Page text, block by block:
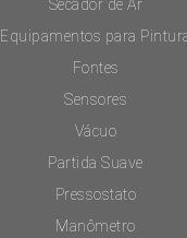
Secador de Ar
Equipamentos para
Fontes
Sensores
Vácuo
Partida Suave
Pressostato
Manômetro